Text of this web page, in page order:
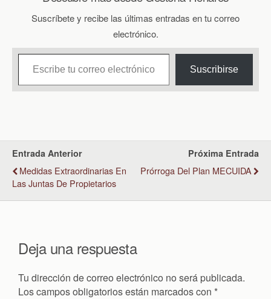
Suscríbete y recibe las últimas entradas en tu correo
electrónico.
Escribe tu correo electrónico…
Suscribirse
Entrada Anterior
Medidas Extraordinarias En
Las Juntas De Propietarios
Próxima Entrada
Prórroga Del Plan MECUIDA
Deja una respuesta
Tu dirección de correo electrónico no será publicada.
Los campos obligatorios están marcados con *